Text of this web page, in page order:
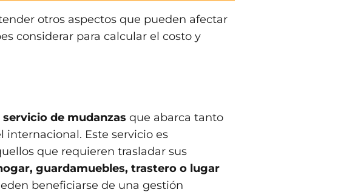
otros aspectos que pueden afectar
considerar para calcular el costo y
servicio de mudanzas que abarca tanto
Este servicio es
que requieren trasladar sus
guardamuebles, trastero o lugar
beneficiarse de una gestión